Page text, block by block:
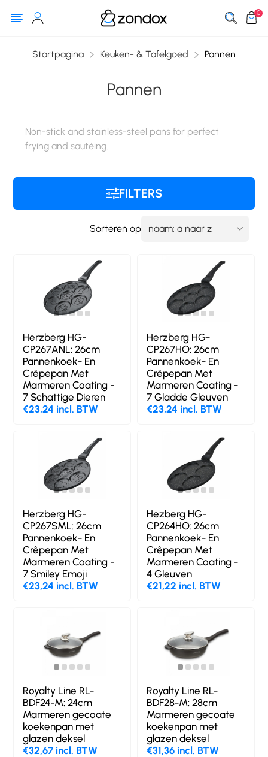
0
Startpagina Keuken- & Tafelgoed Pannen
Pannen
Non-stick and stainless-steel pans for perfect
frying and sautéing.
FILTERS
Sorteren op
Herzberg HG-
CP267ANL: 26cm
Pannenkoek- En
Crêpepan Met
Marmeren Coating -
7 Schattige Dieren
€23,24 incl. BTW
Herzberg HG-
CP267HO: 26cm
Pannenkoek- En
Crêpepan Met
Marmeren Coating -
7 Gladde Gleuven
€23,24 incl. BTW
Herzberg HG-
CP267SML: 26cm
Pannenkoek- En
Crêpepan Met
Marmeren Coating -
7 Smiley Emoji
€23,24 incl. BTW
Hezberg HG-
CP264HO: 26cm
Pannenkoek- En
Crêpepan Met
Marmeren Coating -
4 Gleuven
€21,22 incl. BTW
Royalty Line RL-
BDF24-M: 24cm
Marmeren gecoate
koekenpan met
glazen deksel
€32,67 incl. BTW
Royalty Line RL-
BDF28-M: 28cm
Marmeren gecoate
koekenpan met
glazen deksel
€31,36 incl. BTW